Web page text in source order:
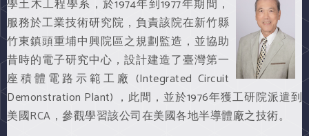
學土木工程學系，於1974年到1977年期間，
服務於工業技術研究院，負責該院在新竹縣
竹東鎮頭重埔中興院區之規劃監造，並協助
昔時的電子研究中心，設計建造了臺灣第一
座積體電路示範工廠 (Integrated Circuit
Demonstration Plant) ，此間，並於1976年獲工研院派遣到
美國RCA，參觀學習該公司在美國各地半導體廠之技術。